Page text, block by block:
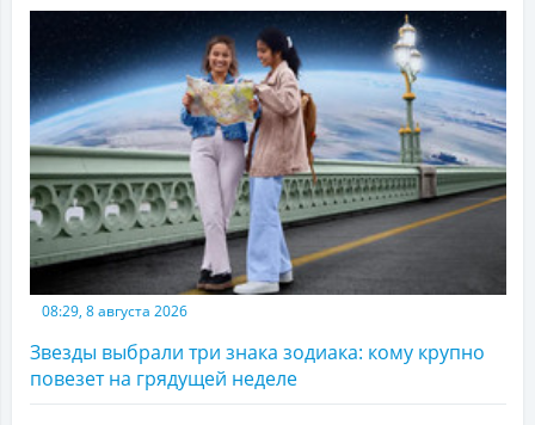
08:29, 8 августа 2026
Звезды выбрали три знака зодиака: кому крупно
повезет на грядущей неделе